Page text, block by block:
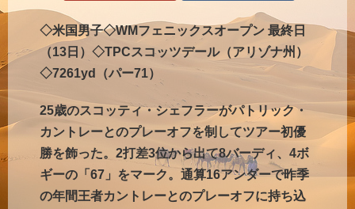
◇米国男子◇WMフェニックスオープン 最終日
（13日）◇TPCスコッツデール（アリゾナ州）
◇7261yd（パー71）
25歳のスコッティ・シェフラーがパトリック・
カントレーとのプレーオフを制してツアー初優
勝を飾った。2打差3位から出て8バーディ、4ボ
ギーの「67」をマーク。通算16アンダーで昨季
の年間王者カントレーとのプレーオフに持ち込